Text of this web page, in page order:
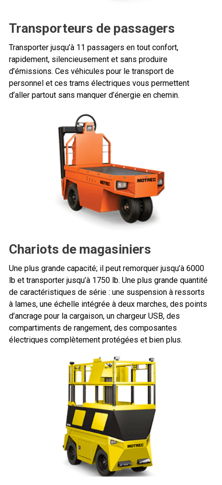
Transporteurs de passagers
Transporter jusqu’à 11 passagers en tout confort,
rapidement, silencieusement et sans produire
d’émissions. Ces véhicules pour le transport de
personnel et ces trams électriques vous permettent
d’aller partout sans manquer d’énergie en chemin.
Chariots de magasiniers
Une plus grande capacité; il peut remorquer jusqu’à 6000
lb et transporter jusqu’à 1750 lb. Une plus grande quantité
de caractéristiques de série : une suspension à ressorts
à lames, une échelle intégrée à deux marches, des points
d’ancrage pour la cargaison, un chargeur USB, des
compartiments de rangement, des composantes
électriques complètement protégées et bien plus.